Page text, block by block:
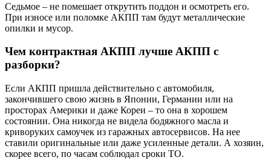
Седьмое – не помешает открутить поддон и осмотреть его.
При износе или поломке АКПП там будут металлические
опилки и мусор.
Чем контрактная АКПП лучше АКПП с
разборки?
Если АКПП пришла действительно с автомобиля,
закончившего свою жизнь в Японии, Германии или на
просторах Америки и даже Кореи – то она в хорошем
состоянии. Она никогда не видела бодяжного масла и
криворуких самоучек из гаражных автосервисов. На нее
ставили оригинальные или даже усиленные детали. А хозяин,
скорее всего, по часам соблюдал сроки ТО.